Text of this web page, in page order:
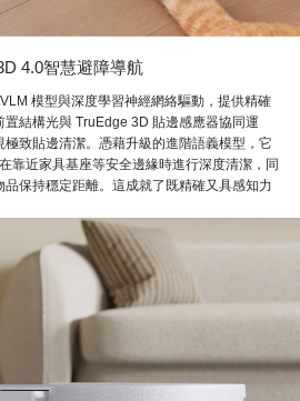
4.0智慧避障導航
模型與深度學習神經網絡驅動，提供精確
結構光與 TruEdge 3D 貼邊感應器協同運
致貼邊清潔。憑藉升級的進階語義模型，它
靠近家具基座等安全邊緣時進行深度清潔，同
保持穩定距離。這成就了既精確又具感知力